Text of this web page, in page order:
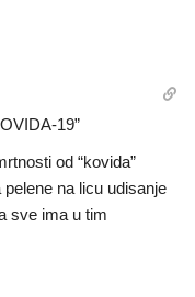
19”
od “kovida”
na licu udisanje
sve ima u tim